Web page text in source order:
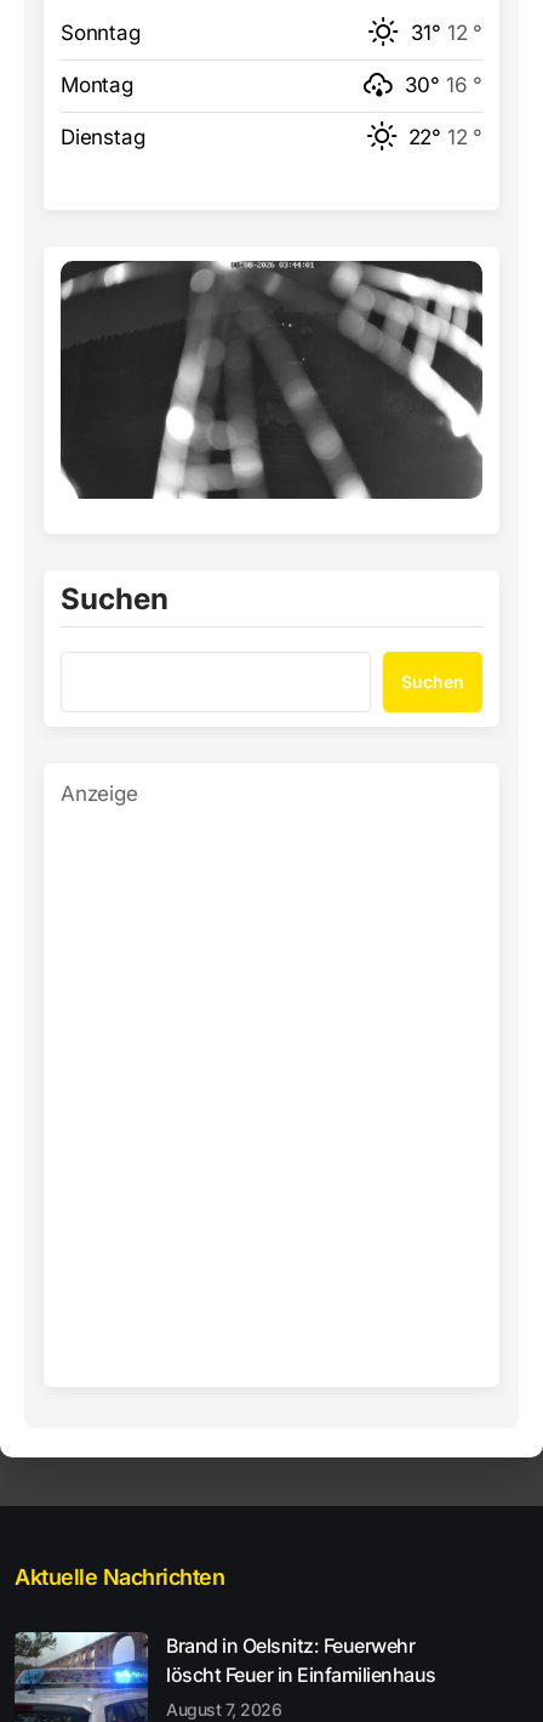
Sonntag 31° 12 °
Montag 30° 16 °
Dienstag 22° 12 °
Suchen
Suchen
Anzeige
Aktuelle Nachrichten
Brand in Oelsnitz: Feuerwehr
löscht Feuer in Einfamilienhaus
August 7, 2026